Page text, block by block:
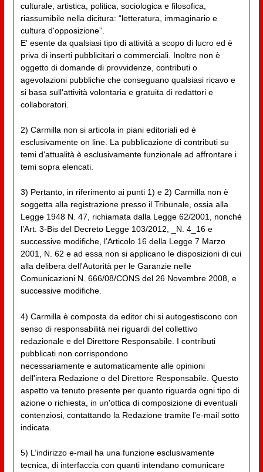
culturale, artistica, politica, sociologica e filosofica,
riassumibile nella dicitura: “letteratura, immaginario e
cultura d'opposizione”.
E' esente da qualsiasi tipo di attività a scopo di lucro ed è
priva di inserti pubblicitari o commerciali. Inoltre non è
oggetto di domande di provvidenze, contributi o
agevolazioni pubbliche che conseguano qualsiasi ricavo e
si basa sull'attività volontaria e gratuita di redattori e
collaboratori.
2) Carmilla non si articola in piani editoriali ed è
esclusivamente on line. La pubblicazione di contributi su
temi d'attualità è esclusivamente funzionale ad affrontare i
temi sopra elencati.
3) Pertanto, in riferimento ai punti 1) e 2) Carmilla non è
soggetta alla registrazione presso il Tribunale, ossia alla
Legge 1948 N. 47, richiamata dalla Legge 62/2001, nonché
l’Art. 3-Bis del Decreto Legge 103/2012, _N. 4_16 e
successive modifiche, l’Articolo 16 della Legge 7 Marzo
2001, N. 62 e ad essa non si applicano le disposizioni di cui
alla delibera dell'Autorità per le Garanzie nelle
Comunicazioni N. 666/08/CONS del 26 Novembre 2008, e
successive modifiche.
4) Carmilla è composta da editor chi si autogestiscono con
senso di responsabilità nei riguardi del collettivo
redazionale e del Direttore Responsabile. I contributi
pubblicati non corrispondono
necessariamente e automaticamente alle opinioni
dell'intera Redazione o del Direttore Responsabile. Questo
aspetto va tenuto presente per quanto riguarda ogni tipo di
azione o richiesta, in un'ottica di composizione di eventuali
contenziosi, contattando la Redazione tramite l'e-mail sotto
indicata.
5) L’indirizzo e-mail ha una funzione esclusivamente
tecnica, di interfaccia con quanti intendano comunicare